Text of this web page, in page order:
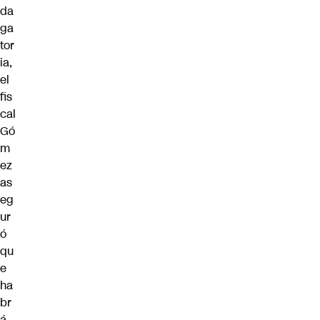
da
ga
tor
ia,
el
fis
cal
Gó
m
ez
as
eg
ur
ó
qu
e
ha
br